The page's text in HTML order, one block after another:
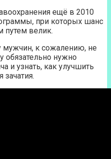
ещё в 2010
при которых шанс
путем велик.
мужчин, к сожалению, не
обязательно нужно
и узнать, как улучшить